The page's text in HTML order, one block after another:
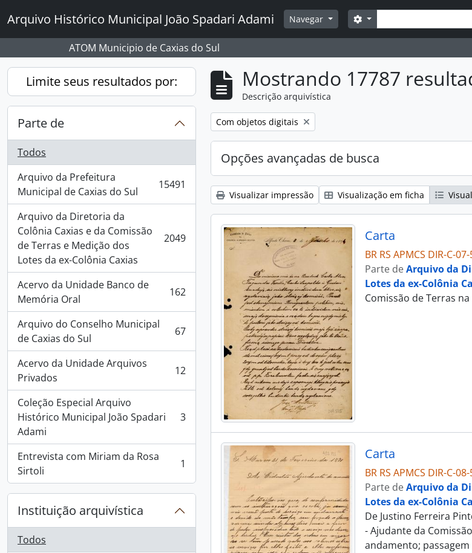
Arquivo Histórico Municipal João Spadari Adami Navegar Buscar
Opções de busca
ATOM Municipio de Caxias do Sul
Limite seus resultados por:
Parte de
Todos
Arquivo da Prefeitura
Municipal de Caxias do Sul
, 15491 resultados 15491
Arquivo da Diretoria da
Colônia Caxias e da Comissão
de Terras e Medição dos
Lotes da ex-Colônia Caxias
, 2049 resultados 2049
Acervo da Unidade Banco de
Memória Oral
, 162 resultados 162
Arquivo do Conselho Municipal
de Caxias do Sul
, 67 resultados 67
Acervo da Unidade Arquivos
Privados
, 12 resultados 12
Coleção Especial Arquivo
Histórico Municipal João Spadari
Adami
, 3 resultados 3
Entrevista com Miriam da Rosa
Sirtoli
, 1 resultados 1
Instituição arquivística
Todos
Mostrando 17787
Descrição arquivística
Remover filtro:
Com objetos digitais
Opções avançadas de busca
Visualizar impressão Visualização em ficha
Carta
BR RS APMCS DIR-C-
Parte deArquivo da
Lotes da ex-Colônia
Comissão de Terras
Carta
BR RS APMCS DIR-C-
Parte deArquivo da
Lotes da ex-Colônia
De Justino Ferreira
- Ajudante da
andamento;